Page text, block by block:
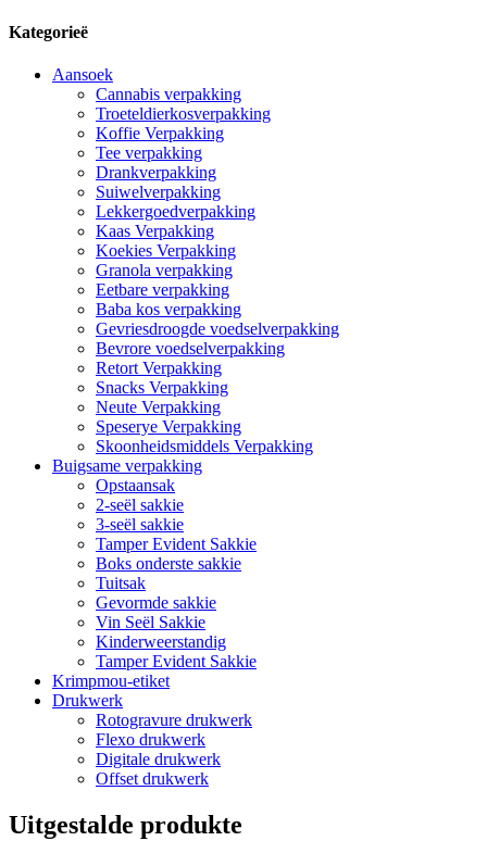
Kategorieë
Aansoek
Cannabis verpakking
Troeteldierkosverpakking
Koffie Verpakking
Tee verpakking
Drankverpakking
Suiwelverpakking
Lekkergoedverpakking
Kaas Verpakking
Koekies Verpakking
Granola verpakking
Eetbare verpakking
Baba kos verpakking
Gevriesdroogde voedselverpakking
Bevrore voedselverpakking
Retort Verpakking
Snacks Verpakking
Neute Verpakking
Speserye Verpakking
Skoonheidsmiddels Verpakking
Buigsame verpakking
Opstaansak
2-seël sakkie
3-seël sakkie
Tamper Evident Sakkie
Boks onderste sakkie
Tuitsak
Gevormde sakkie
Vin Seël Sakkie
Kinderweerstandig
Tamper Evident Sakkie
Krimpmou-etiket
Drukwerk
Rotogravure drukwerk
Flexo drukwerk
Digitale drukwerk
Offset drukwerk
Uitgestalde produkte